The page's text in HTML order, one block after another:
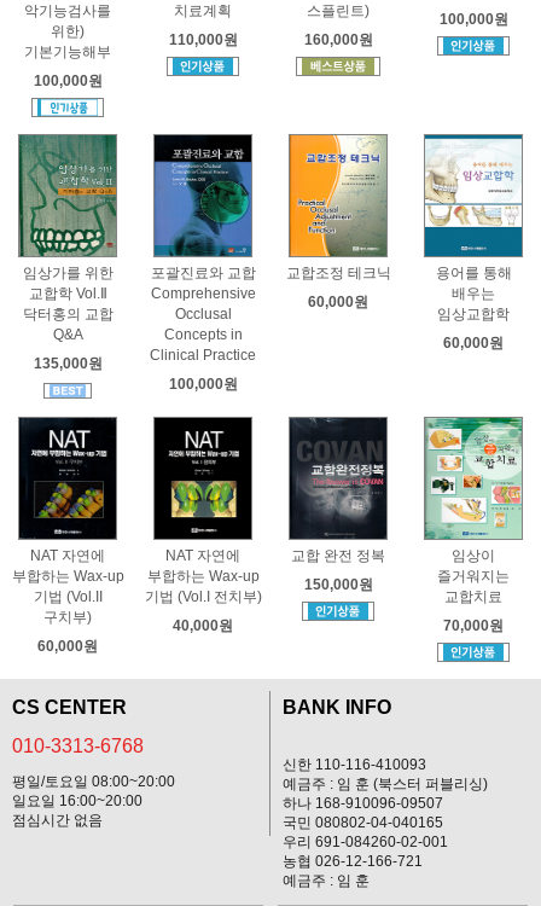
악기능검사를
위한)
기본기능해부
100,000원
치료계획
110,000원
스플린트)
160,000원
100,000원
임상가를 위한
교합학 Vol.Ⅱ
닥터홍의 교합
Q&A
135,000원
포괄진료와 교합
Comprehensive
Occlusal
Concepts in
Clinical Practice
100,000원
교합조정 테크닉
60,000원
용어를 통해
배우는
임상교합학
60,000원
NAT 자연에
부합하는 Wax-up
기법 (Vol.II
구치부)
60,000원
NAT 자연에
부합하는 Wax-up
기법 (Vol.I 전치부)
40,000원
교합 완전 정복
150,000원
임상이
즐거워지는
교합치료
70,000원
CS CENTER
010-3313-6768
평일/토요일 08:00~20:00
일요일 16:00~20:00
점심시간 없음
BANK INFO
신한 110-116-410093
예금주 : 임 훈 (북스터 퍼블리싱)
하나 168-910096-09507
국민 080802-04-040165
우리 691-084260-02-001
농협 026-12-166-721
예금주 : 임 훈